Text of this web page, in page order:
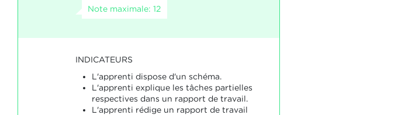
Note maximale: 12
INDICATEURS
L'apprenti dispose d'un schéma.
L'apprenti explique les tâches partielles
respectives dans un rapport de travail.
L'apprenti rédige un rapport de travail